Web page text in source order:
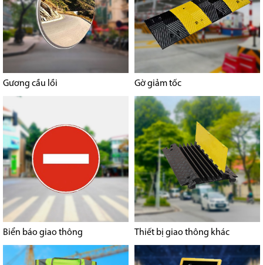
Gương cầu lồi Gờ giảm tốc
Biển báo giao thông Thiết bị giao thông khác